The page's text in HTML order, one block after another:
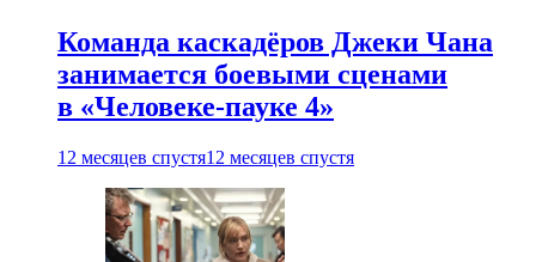
Команда каскадёров Джеки Чана
занимается боевыми сценами
в «Человеке-пауке 4»
12 месяцев спустя12 месяцев спустя